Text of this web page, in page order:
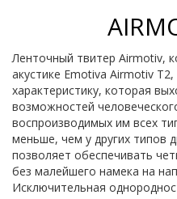
Ленточный твитер Airmotiv,
акустике Emotiva Airmotiv
характеристику, которая
возможностей
воспроизводимых им всех
меньше, чем у других типов
позволяет обеспечивать
без малейшего намека на
Исключительная